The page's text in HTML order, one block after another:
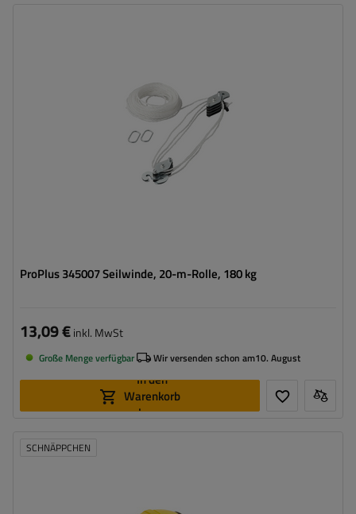
ProPlus 345007 Seilwinde, 20-m-Rolle, 180 kg
13,09 €inkl. MwSt
Große Menge verfügbar Wir versenden schon am10. August
In den
Warenkorb
legen
SCHNÄPPCHEN